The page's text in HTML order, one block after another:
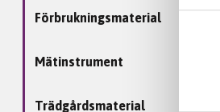
Förbrukningsmaterial
Mätinstrument
Trädgårdsmaterial